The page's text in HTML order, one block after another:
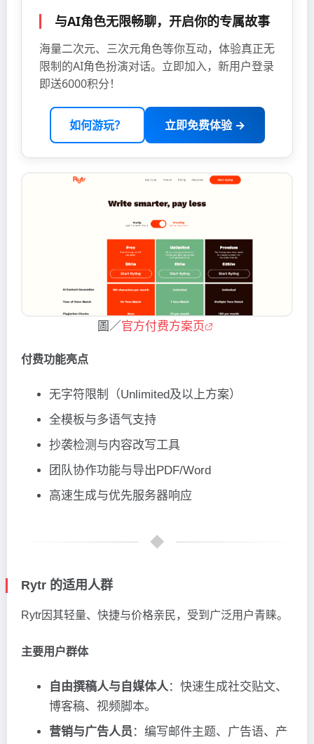
与AI角色无限畅聊，开启你的专属故事
海量二次元、三次元角色等你互动，体验真正无
限制的AI角色扮演对话。立即加入，新用户登录
即送6000积分！
如何游玩？ 立即免费体验 →
圖／ 官方付费方案页
付费功能亮点
无字符限制（Unlimited及以上方案）
全模板与多语气支持
抄袭检测与内容改写工具
团队协作功能与导出PDF/Word
高速生成与优先服务器响应
Rytr 的适用人群
Rytr因其轻量、快捷与价格亲民，受到广泛用户青睐。
主要用户群体
自由撰稿人与自媒体人：快速生成社交贴文、
博客稿、视频脚本。
营销与广告人员 ：编写邮件主题、广告语、产